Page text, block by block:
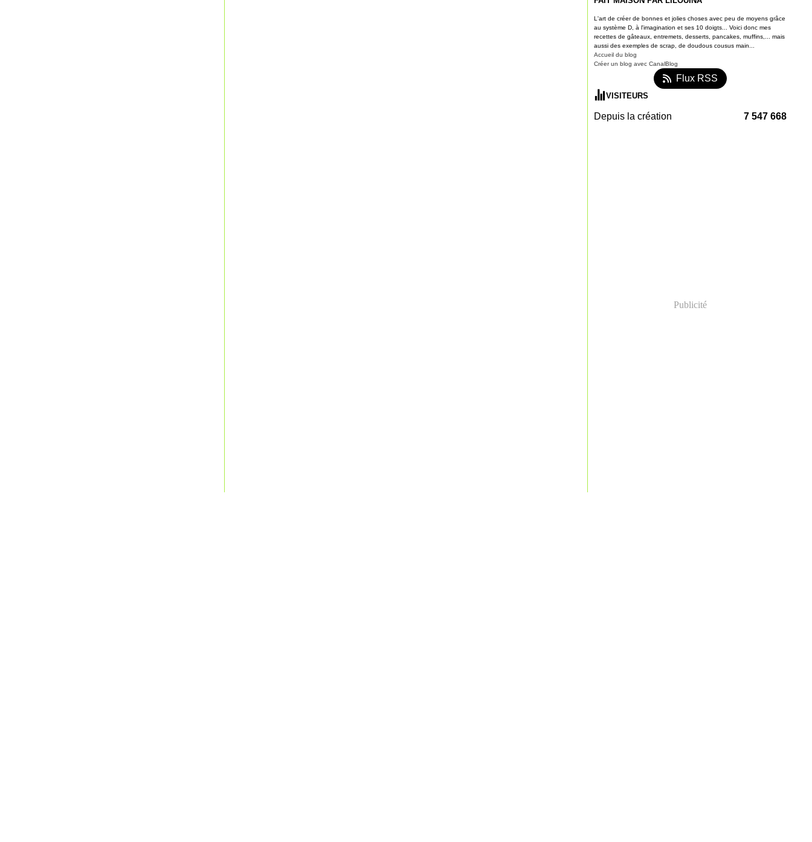
L'art de créer de bonnes et jolies choses avec peu de moyens grâce
au système D, à l'imagination et ses 10 doigts... Voici donc mes
recettes de gâteaux, entremets, desserts, pancakes, muffins,... mais
aussi des exemples de scrap, de doudous cousus main...
Accueil du blog
Créer un blog avec CanalBlog
Flux RSS
VISITEURS
Depuis la création 7 547 668
Publicité